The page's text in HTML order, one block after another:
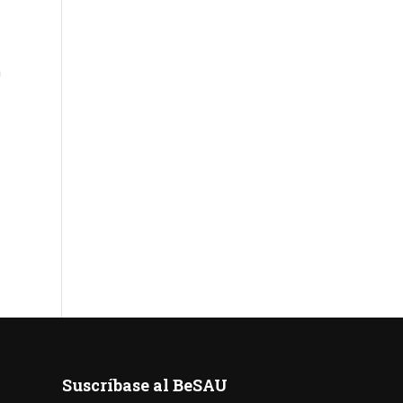
Suscríbase al BeSAU